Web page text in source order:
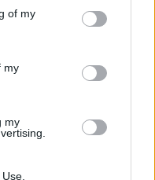
of my
my
my
zahájí provoz venkovní